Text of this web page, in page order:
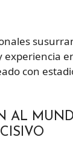
experiencia
con
AL